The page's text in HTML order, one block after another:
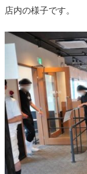
店内の様子です。